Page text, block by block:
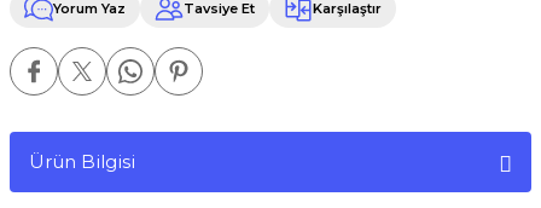
Yorum Yaz Tavsiye Et Karşılaştır
Ürün Bilgisi